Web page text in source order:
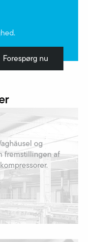
Forespørg nu
og
fremstillingen af​